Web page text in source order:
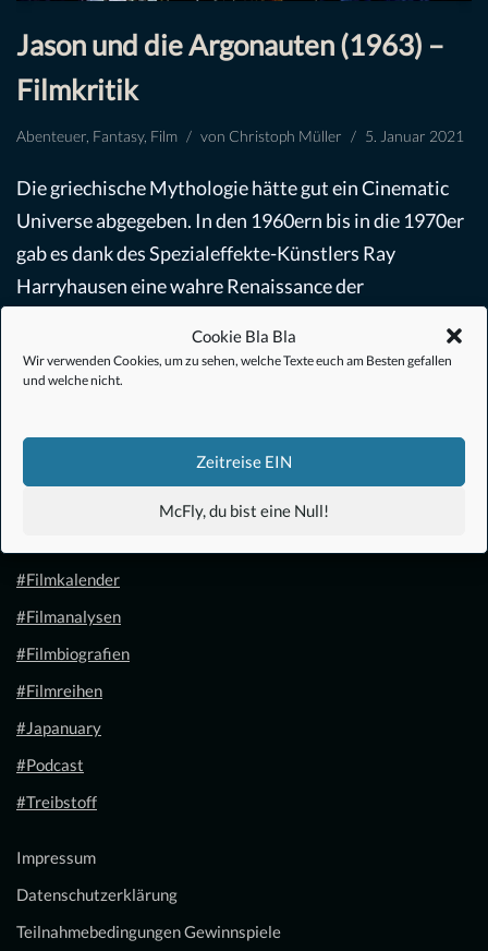
Cookie Bla Bla
Wir verwenden Cookies, um zu sehen, welche Texte euch am Besten gefallen
und welche nicht.
Zeitreise EIN
McFly, du bist eine Null!
Jason und die Argonauten (1963) –
Filmkritik
Abenteuer Fantasy, Film von Christoph Müller 5. Januar 2021
Die griechische Mythologie hätte gut ein Cinematic
Universe abgegeben. In den 1960ern bis in die 1970er
gab es dank des Spezialeffekte-Künstlers Ray
Harryhausen eine wahre Renaissance der
#Filmkalender
#Filmanalysen
#Filmbiografien
#Filmreihen
#Japanuary
#Podcast
#Treibstoff
Impressum
Datenschutzerklärung
Teilnahmebedingungen Gewinnspiele